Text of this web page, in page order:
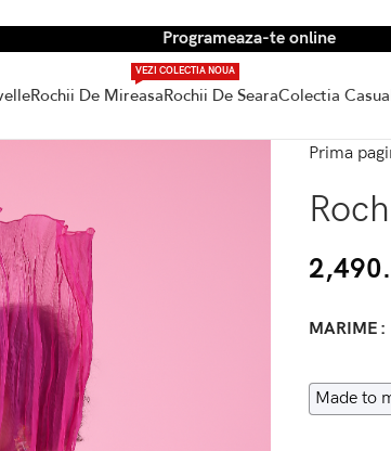
Programeaza-te online
Rochii De Mireasa
VEZI COLECTIA NOUA
Rochii De SearaColectia
Prima
MARIME
Made to